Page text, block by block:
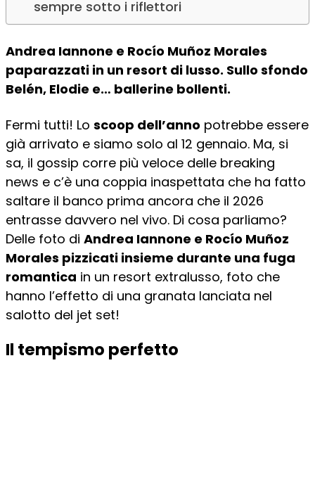
sempre sotto i riflettori
Andrea Iannone e Rocío Muñoz Morales
paparazzati in un resort di lusso. Sullo sfondo
Belén, Elodie e… ballerine bollenti.
Fermi tutti! Lo scoop dell’anno potrebbe essere
già arrivato e siamo solo al 12 gennaio. Ma, si
sa, il gossip corre più veloce delle breaking
news e c’è una coppia inaspettata che ha fatto
saltare il banco prima ancora che il 2026
entrasse davvero nel vivo. Di cosa parliamo?
Delle foto di Andrea Iannone e Rocío Muñoz
Morales pizzicati insieme durante una fuga
romantica in un resort extralusso, foto che
hanno l’effetto di una granata lanciata nel
salotto del jet set!
Il tempismo perfetto